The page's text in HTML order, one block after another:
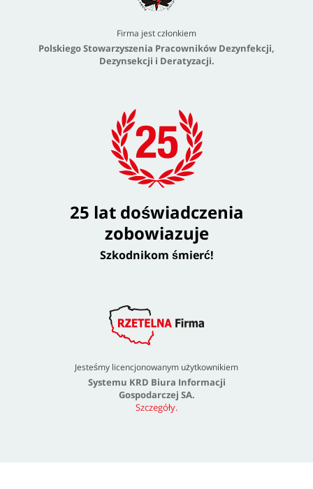
Firma jest członkiem
Polskiego Stowarzyszenia Pracowników Dezynfekcji,
Dezynsekcji i Deratyzacji.
25 lat doświadczenia
zobowiazuje
Szkodnikom śmierć!
Jesteśmy licencjonowanym użytkownikiem
Systemu KRD Biura Informacji
Gospodarczej SA.
Szczegóły.